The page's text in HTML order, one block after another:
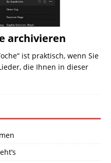
archivieren
ist praktisch, wenn Sie
die Ihnen in dieser